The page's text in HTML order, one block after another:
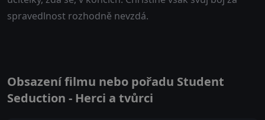
spravedlnost rozhodně nevzdá.
Obsazení filmu nebo pořadu Student
Seduction - Herci a tvůrci